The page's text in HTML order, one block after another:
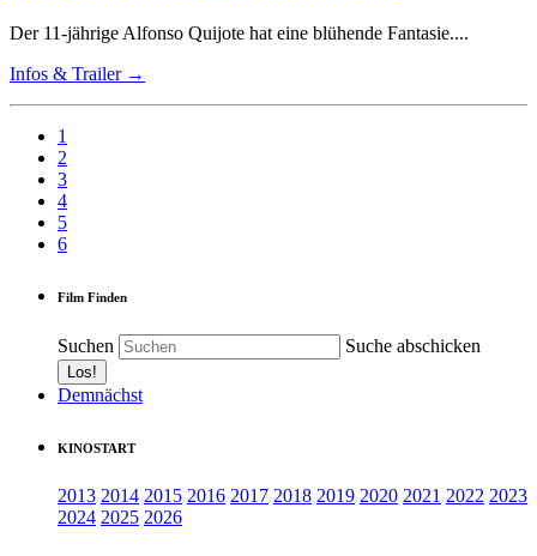
Der 11-jährige Alfonso Quijote hat eine blühende Fantasie....
Infos & Trailer →
1
2
3
4
5
6
Film Finden
Suchen Suche abschicken
Demnächst
KINOSTART
2013 2014 2015 2016 2017 2018 2019 2020 2021 2022 2023
2024 2025 2026